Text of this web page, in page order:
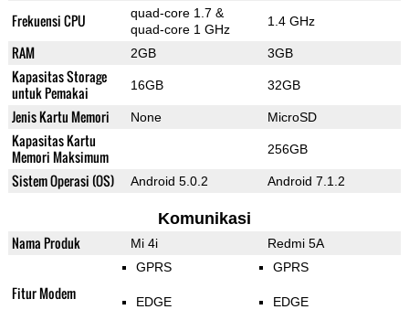
Frekuensi CPU
quad-core 1.7 &
quad-core 1 GHz
1.4 GHz
RAM 2GB 3GB
Kapasitas Storage
untuk Pemakai
16GB 32GB
Jenis Kartu Memori None MicroSD
Kapasitas Kartu
Memori Maksimum
256GB
Sistem Operasi (OS) Android 5.0.2 Android 7.1.2
Komunikasi
Nama Produk Mi 4i Redmi 5A
Fitur Modem
GPRS
EDGE
GPRS
EDGE